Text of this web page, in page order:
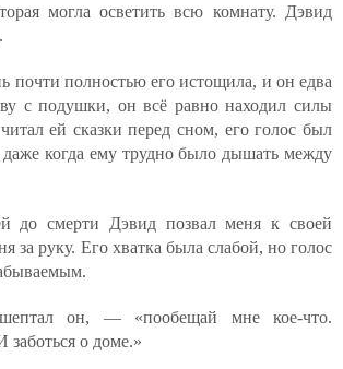
могла осветить всю комнату. Дэвид
почти полностью его истощила, и он едва
с подушки, он всё равно находил силы
ей сказки перед сном, его голос был
когда ему трудно было дышать между
до смерти Дэвид позвал меня к своей
за руку. Его хватка была слабой, но голос
он, — «пообещай мне кое-что.
заботься о доме.»